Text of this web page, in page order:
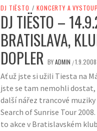
DJ TIËSTO / KONCERTY A
DJ TIËSTO –
BRATISLAVA,
DOPLER BYADMIN /1.9.2008
Ať už jste si užili Tiesta na
jste se tam nemohli dostat,
další nářez trancové muziky
Search of Sunrise Tour
to akce v Bratislavském